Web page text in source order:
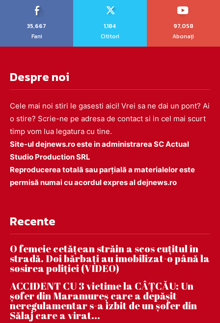
35,667
Fani
1,184
Cititori
97,058
Abonați
Despre noi
Cele mai noi stiri le gasesti aici! Vrei sa ne dai un pont? Ai
o stire? Scrie-ne pe adresa de contact si in cel mai scurt
timp vom lua legatura cu tine.
Site-ul dejnews.ro este in administrarea SC Actual
Studio Production SRL
Reproducerea totală sau parțială a materialelor este
permisă numai cu acordul expres al dejnews.ro
Recente
O femeie cetățean străin a scos cuțitul în
stradă. Doi bărbați au imobilizat-o până la
sosirea poliției (VIDEO)
ACCIDENT CU 3 victime la CÂȚCĂU: Un
șofer din Maramureș care a depășit
neregulamentar s-a izbit de un șofer din
Sălaj care a virat...